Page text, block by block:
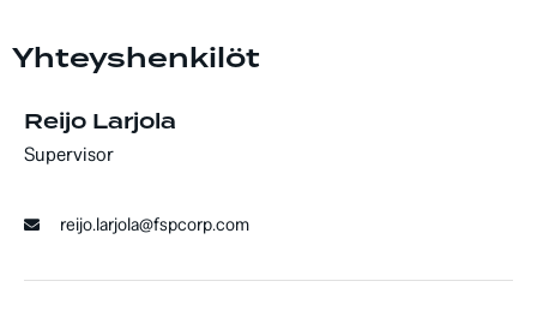
Yhteyshenkilöt
Reijo Larjola
Supervisor
reijo.larjola@fspcorp.com